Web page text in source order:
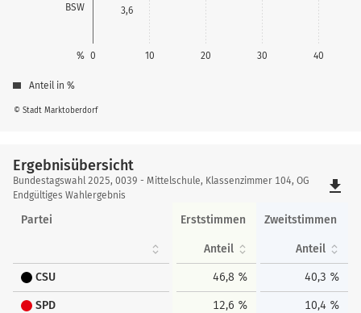
BSW
0 10 20 30 40
%
3,6
© Stadt Marktoberdorf
Anteil in %
Ergebnisübersicht
Ergebnisübersicht
Bundestagswahl 2025, 0039 - Mittelschule, Klassenzimmer 104, OG
Endgültiges Wahlergebnis
file_download
Partei Erststimmen Zweitstimmen
Anteil Anteil
CSU 46,8 % 40,3 %
SPD 12,6 % 10,4 %